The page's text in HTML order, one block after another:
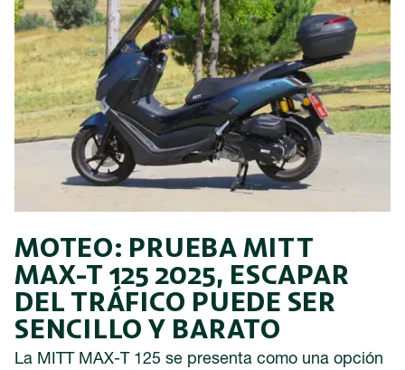
MOTEO: PRUEBA MITT
MAX-T 125 2025, ESCAPAR
DEL TRÁFICO PUEDE SER
SENCILLO Y BARATO
La MITT MAX-T 125 se presenta como una opción